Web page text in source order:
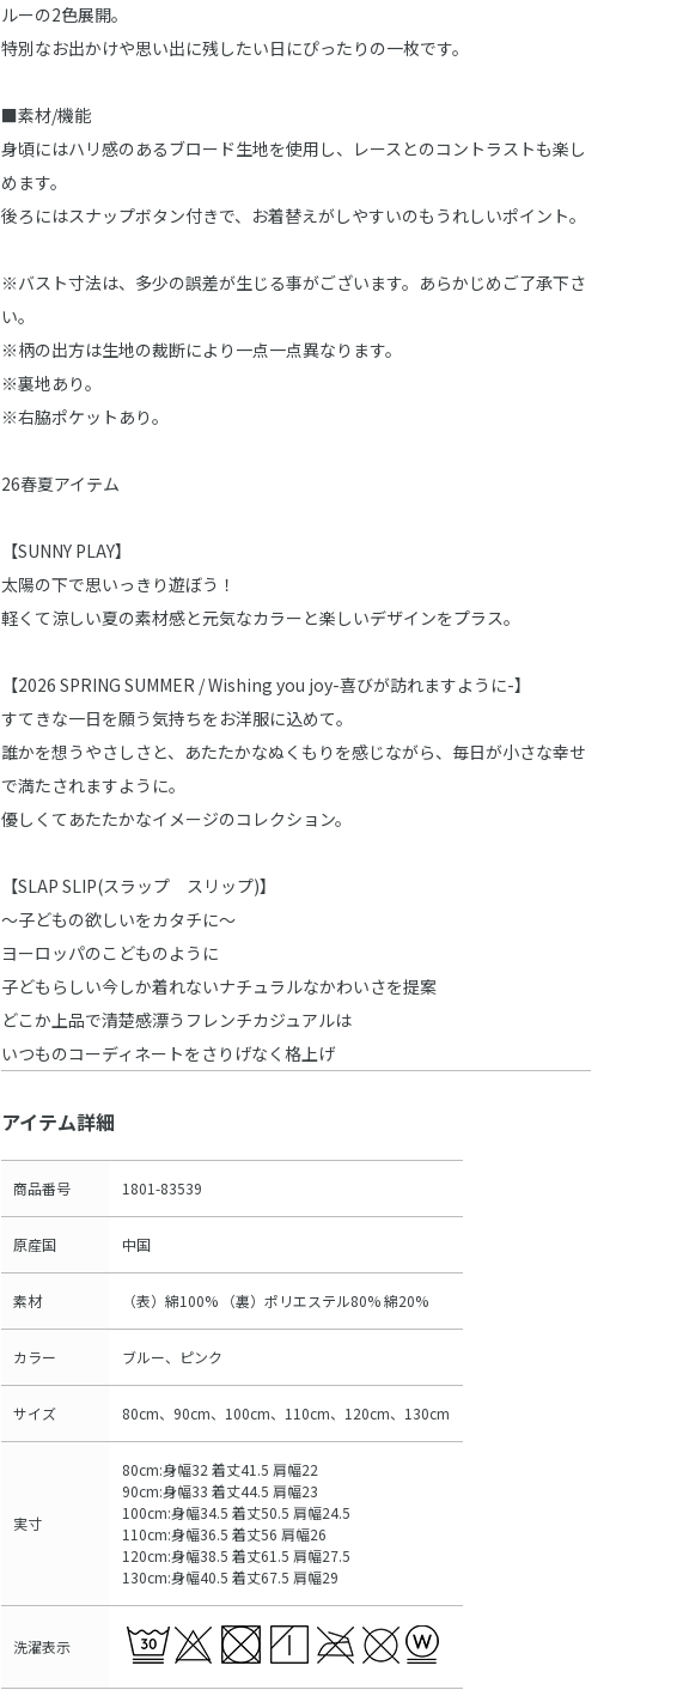
ルーの2色展開。
特別なお出かけや思い出に残したい日にぴったりの一枚です。
■素材/機能
身頃にはハリ感のあるブロード生地を使用し、レースとのコントラストも楽し
めます。
後ろにはスナップボタン付きで、お着替えがしやすいのもうれしいポイント。
※バスト寸法は、多少の誤差が生じる事がございます。あらかじめご了承下さ
い。
※柄の出方は生地の裁断により一点一点異なります。
※裏地あり。
※右脇ポケットあり。
26春夏アイテム
【SUNNY PLAY】
太陽の下で思いっきり遊ぼう！
軽くて涼しい夏の素材感と元気なカラーと楽しいデザインをプラス。
【2026 SPRING SUMMER / Wishing you joy-喜びが訪れますように-】
すてきな一日を願う気持ちをお洋服に込めて。
誰かを想うやさしさと、あたたかなぬくもりを感じながら、毎日が小さな幸せ
で満たされますように。
優しくてあたたかなイメージのコレクション。
【SLAP SLIP(スラップ スリップ)】
～子どもの欲しいをカタチに～
ヨーロッパのこどものように
子どもらしい今しか着れないナチュラルなかわいさを提案
どこか上品で清楚感漂うフレンチカジュアルは
いつものコーディネートをさりげなく格上げ
アイテム詳細
商品番号 1801-83539
原産国 中国
素材 （表）綿100% （裏）ポリエステル80% 綿20%
カラー ブルー、ピンク
サイズ 80cm、90cm、100cm、110cm、120cm、130cm
実寸
80cm:身幅32 着丈41.5 肩幅22
90cm:身幅33 着丈44.5 肩幅23
100cm:身幅34.5 着丈50.5 肩幅24.5
110cm:身幅36.5 着丈56 肩幅26
120cm:身幅38.5 着丈61.5 肩幅27.5
130cm:身幅40.5 着丈67.5 肩幅29
洗濯表示